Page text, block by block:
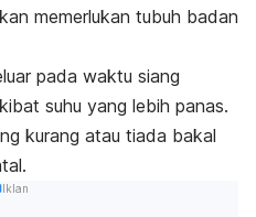
memerlukan tubuh badan
pada waktu siang
suhu yang lebih panas.
kurang atau tiada bakal
Iklan